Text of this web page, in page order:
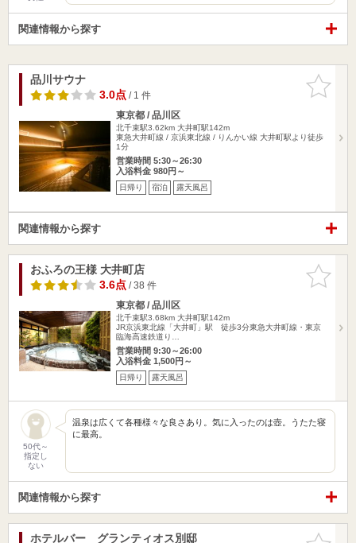
関連情報から探す
お気に入
りに追加
品川サウナ
3.0点/ 1 件
東京都 / 品川区
北千束駅3.62km 大井町駅142m
東急大井町線 / 京浜東北線 / りんかい線 大井町駅より徒歩
1分
営業時間 5:30～26:30
入浴料金 980円～
日帰り 宿泊 露天風呂
関連情報から探す
お気に入
りに追加
おふろの王様 大井町店
3.6点/ 38 件
東京都 / 品川区
北千束駅3.68km 大井町駅142m
JR京浜東北線「大井町」駅 徒歩3分東急大井町線・東京
臨海高速鉄道り…
営業時間 9:30～26:00
入浴料金 1,500円～
日帰り 露天風呂
50代～
指定し
ない
温泉は広くて各種様々な良さあり。気に入ったのは壺。うたた寝
に最高。
関連情報から探す
お気に入
ホテルバー グランティオス別邸